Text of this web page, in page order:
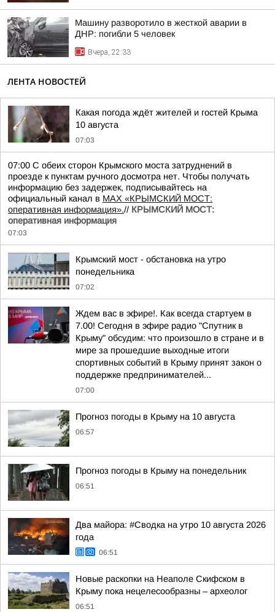
Машину разворотило в жесткой аварии в
ДНР: погибли 5 человек
Вчера, 22:33
ЛЕНТА НОВОСТЕЙ
Какая погода ждёт жителей и гостей Крыма
10 августа
07:03
07:00 С обеих сторон Крымского моста затруднений в
проезде к пунктам ручного досмотра нет. Чтобы получать
информацию без задержек, подписывайтесь на
официальный канал в MAX «КРЫМСКИЙ МОСТ:
оперативная информация».// КРЫМСКИЙ МОСТ:
оперативная информация
07:03
Крымский мост - обстановка на утро
понедельника
07:02
Ждем вас в эфире!. Как всегда стартуем в
7.00! Сегодня в эфире радио "Спутник в
Крыму" обсудим: что произошло в стране и в
мире за прошедшие выходные итоги
спортивных событий в Крыму принят закон о
поддержке предпринимателей...
07:00
Прогноз погоды в Крыму на 10 августа
06:57
Прогноз погоды в Крыму на понедельник
06:51
Два майора: #Сводка на утро 10 августа 2026
года
06:51
Новые раскопки на Неаполе Скифском в
Крыму пока нецелесообразны – археолог
06:51